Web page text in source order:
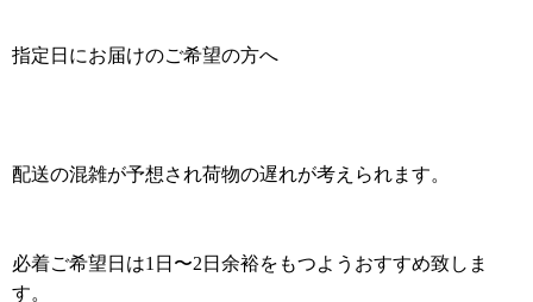
指定日にお届けのご希望の方へ
配送の混雑が予想され荷物の遅れが考えられます。
必着ご希望日は1日〜2日余裕をもつようおすすめ致しま
す。